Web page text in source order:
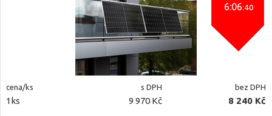
6:06:40
cena/ks s DPH bez DPH
1ks 9 970 Kč 8 240 Kč